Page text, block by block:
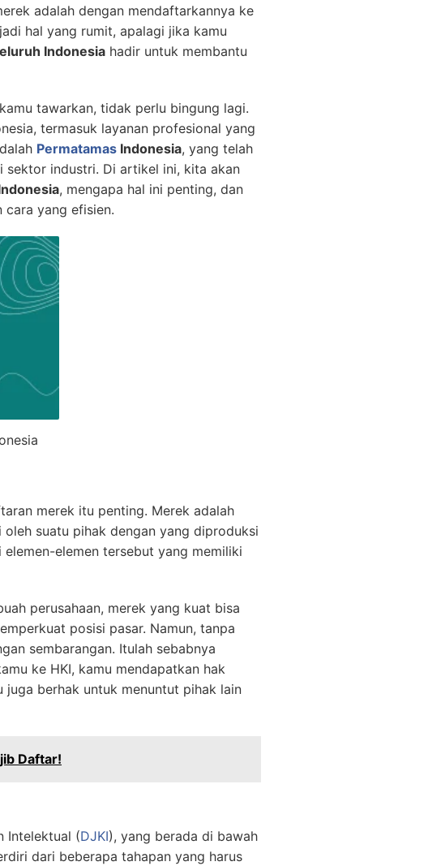
adalah dengan mendaftarkannya ke
hal yang rumit, apalagi jika kamu
Indonesia hadir untuk membantu
tawarkan, tidak perlu bingung lagi.
termasuk layanan profesional yang
Permatamas Indonesia, yang telah
sektor industri. Di artikel ini, kita akan
, mengapa hal ini penting, dan
cara yang efisien.
merek itu penting. Merek adalah
suatu pihak dengan yang diproduksi
elemen tersebut yang memiliki
perusahaan, merek yang kuat bisa
posisi pasar. Namun, tanpa
sembarangan. Itulah sebabnya
ke HKI, kamu mendapatkan hak
juga berhak untuk menuntut pihak lain
Daftar!
Intelektual (DJKI), yang berada di bawah
dari beberapa tahapan yang harus